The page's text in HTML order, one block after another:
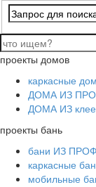
проекты домов
каркасные
ДОМА ИЗ
ДОМА ИЗ
проекты бань
бани ИЗ
каркасные
мобильные